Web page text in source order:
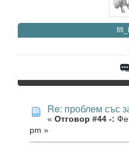
Re: проблем със
« Отговор #44 -:
pm »